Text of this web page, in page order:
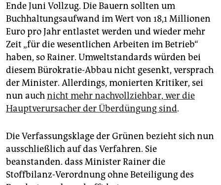
Ende Juni Vollzug. Die Bauern sollten um
Buchhaltungsaufwand im Wert von 18,1 Millionen
Euro pro Jahr entlastet werden und wieder mehr
Zeit „für die wesentlichen Arbeiten im Betrieb“
haben, so Rainer. Umweltstandards würden bei
diesem Bürokratie-Abbau nicht gesenkt, versprach
der Minister. Allerdings, monierten Kritiker, sei
nun auchnicht mehr nachvollziehbar, wer die
Hauptverursacher der Überdüngung sind.
Die Verfassungsklage der Grünen bezieht sich nun
ausschließlich auf das Verfahren. Sie
beanstanden. dass Minister Rainer die
Stoffbilanz-Verordnung ohne Beteiligung des